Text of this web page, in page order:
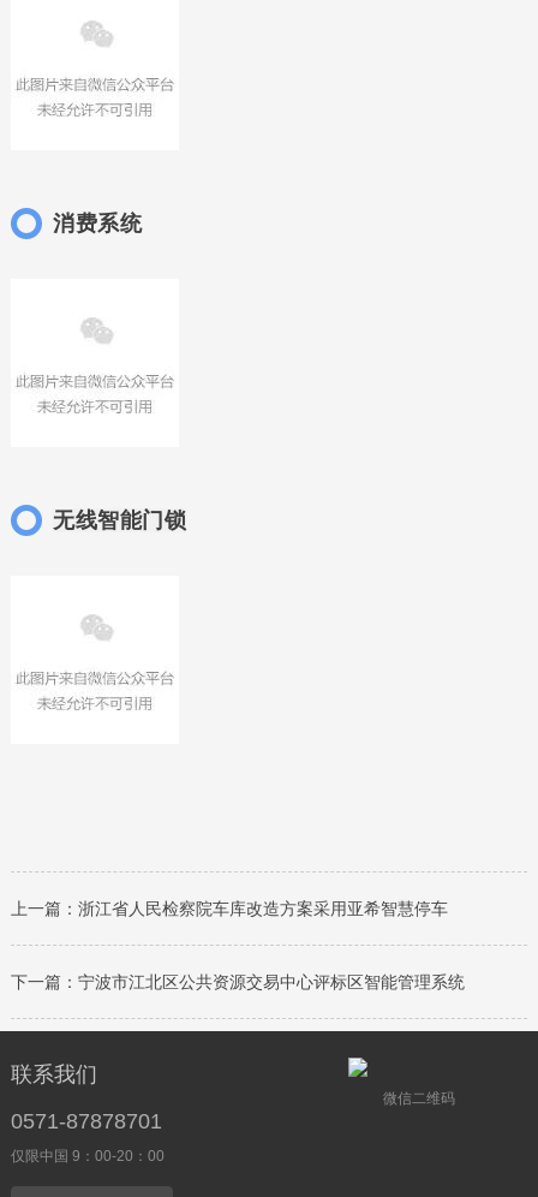
消费系统
无线智能门锁
上一篇： 浙江省人民检察院车库改造方案采用亚希智慧停车
下一篇： 宁波市江北区公共资源交易中心评标区智能管理系统
联系我们
0571-87878701
仅限中国 9：00-20：00
微信二维码